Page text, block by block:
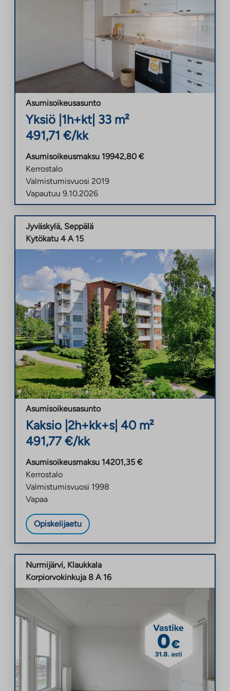
Asumisoikeusasunto
Yksiö 1h+kt| 33 m²
491,71 €/kk
Asumisoikeusmaksu 19942,80 €
Kerrostalo
Valmistumisvuosi 2019
Vapautuu 9.10.2026
Jyväskylä, Seppälä
Kytökatu 4 A 15
Asumisoikeusasunto
Kaksio 2h+kk+s| 40 m²
491,77 €/kk
Asumisoikeusmaksu 14201,35 €
Kerrostalo
Valmistumisvuosi 1998
Vapaa
Opiskelijaetu
Nurmijärvi, Klaukkala
Korpiorvokinkuja 8 A 16